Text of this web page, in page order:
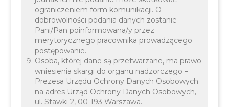
od wtorku do czwartku:
7:30-15:30
piątek: 7:30-14:30
Kontakt z
urzędem
ograniczeniem form komunikacji. O
dobrowolności podania danych zostanie
Pani/Pan poinformowana/y przez
merytorycznego pracownika prowadzącego
postępowanie.
Osoba, której dane są przetwarzane, ma prawo
wniesienia skargi do organu nadzorczego –
Prezesa Urzędu Ochrony Danych Osobowych
na adres Urząd Ochrony Danych Osobowych,
ul. Stawki 2, 00-193 Warszawa.